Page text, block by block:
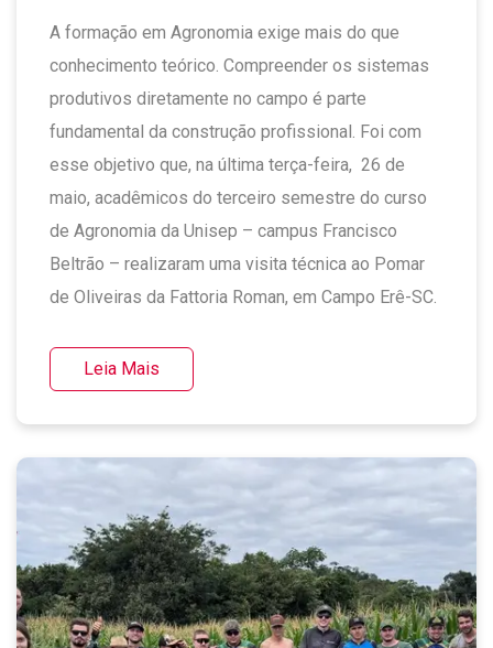
A formação em Agronomia exige mais do que
conhecimento teórico. Compreender os sistemas
produtivos diretamente no campo é parte
fundamental da construção profissional. Foi com
esse objetivo que, na última terça-feira, 26 de
maio, acadêmicos do terceiro semestre do curso
de Agronomia da Unisep – campus Francisco
Beltrão – realizaram uma visita técnica ao Pomar
de Oliveiras da Fattoria Roman, em Campo Erê-SC.
Leia Mais